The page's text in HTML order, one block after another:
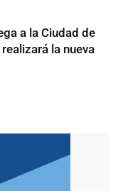
a la Ciudad de
la nueva